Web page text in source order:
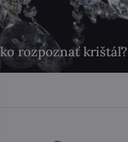
rozpoznať krištáľ?